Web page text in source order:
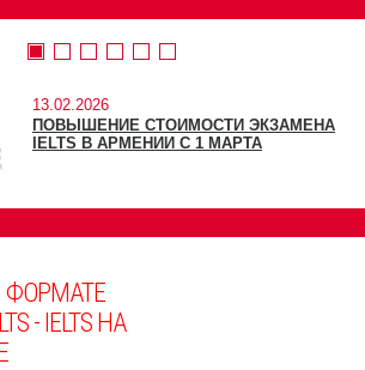
13.02.2026
ПОВЫШЕНИЕ СТОИМОСТИ ЭКЗАМЕНА
IELTS В АРМЕНИИ С 1 МАРТА
ФОРМАТЕ
- IELTS НА